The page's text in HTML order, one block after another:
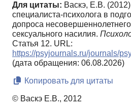
Для цитаты: Васкэ, Е.В.
специалиста-психолога в
допроса
сексуального насилия.
Статья 12. URL:
https://psyjournals.ru/journals/
(дата обращения: 06.08.2026)
Копировать для цитаты
© Васкэ Е.В., 2012